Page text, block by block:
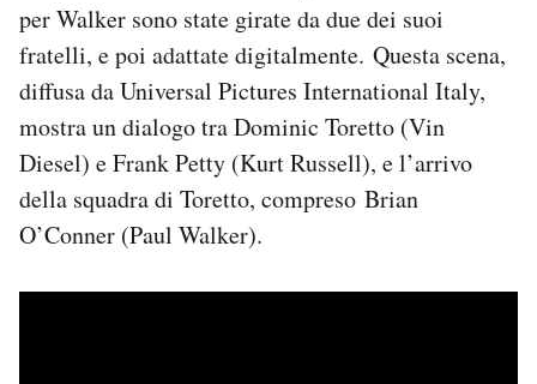
Regala il Post
Hai bisogno di aiuto?
Esci
per Walker sono state girate da due dei suoi
fratelli, e poi adattate digitalmente. Questa scena,
diffusa da Universal Pictures International Italy,
mostra un dialogo tra Dominic Toretto (Vin
Diesel) e Frank Petty (Kurt Russell), e l’arrivo
della squadra di Toretto, compreso Brian
O’Conner (Paul Walker).